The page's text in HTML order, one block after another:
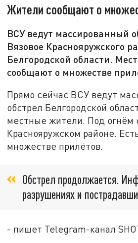
Жители сообщают о
ВСУ ведут массированный
Вязовое Краснояружского
Белгородской области.
сообщают о множестве
Прямо сейчас ВСУ ведут
обстрел Белгородской
местные жители. Под огнём
Краснояружском районе.
множестве прилётов.
Обстрел продолжается.
разрушениях и
- пишет Telegram-канал